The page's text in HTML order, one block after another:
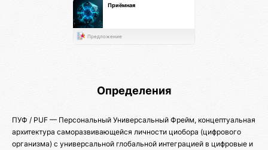
Приёмная
Предложение
Определения
ПУФ / PUF — Персональный Универсальный Фрейм, концептуальная
архитектура саморазвивающейся личности циобора (цифрового
организма) с универсальной глобальной интеграцией в цифровые и